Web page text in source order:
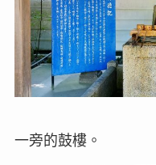
一旁的鼓樓。